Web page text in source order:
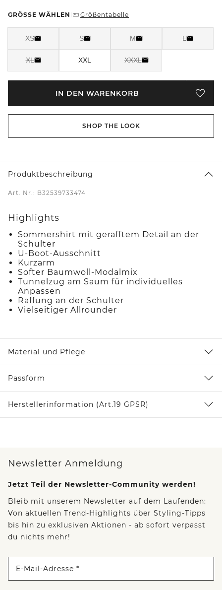
GRÖSSE WÄHLEN Größentabelle
XS S M L
XL XXL XXXL
IN DEN WARENKORB
SHOP THE LOOK
Produktbeschreibung
Art. Nr.: B32539733474
Highlights
Sommershirt mit gerafftem Detail an der
Schulter
U-Boot-Ausschnitt
Kurzarm
Softer Baumwoll-Modalmix
Tunnelzug am Saum für individuelles
Anpassen
Raffung an der Schulter
Vielseitiger Allrounder
Material und Pflege
Passform
Herstellerinformation (Art.19 GPSR)
Newsletter Anmeldung
Jetzt Teil der Newsletter-Community werden!
Bleib mit unserem Newsletter auf dem Laufenden:
Von aktuellen Trend-Highlights über Styling-Tipps
bis hin zu exklusiven Aktionen - ab sofort verpasst
du nichts mehr!
E-Mail-Adresse *